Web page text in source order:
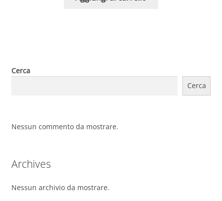
Cerca
Cerca
Nessun commento da mostrare.
Archives
Nessun archivio da mostrare.